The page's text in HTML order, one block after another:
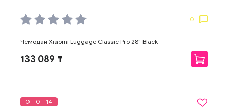
0
Чемодан Xiaomi Luggage Classic Pro 28" Black
133 089 ₸
0 - 0 - 14